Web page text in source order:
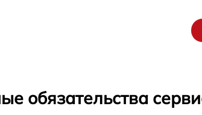
обязательства